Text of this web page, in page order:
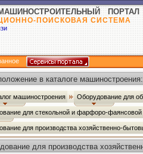
ПОРТАЛ
ПОИСКОВАЯ СИСТЕМА
в каталоге машиностроения:
машиностроения Оборудование для
для стекольной и фарфоро-
для производства хозяйственно-
для производства